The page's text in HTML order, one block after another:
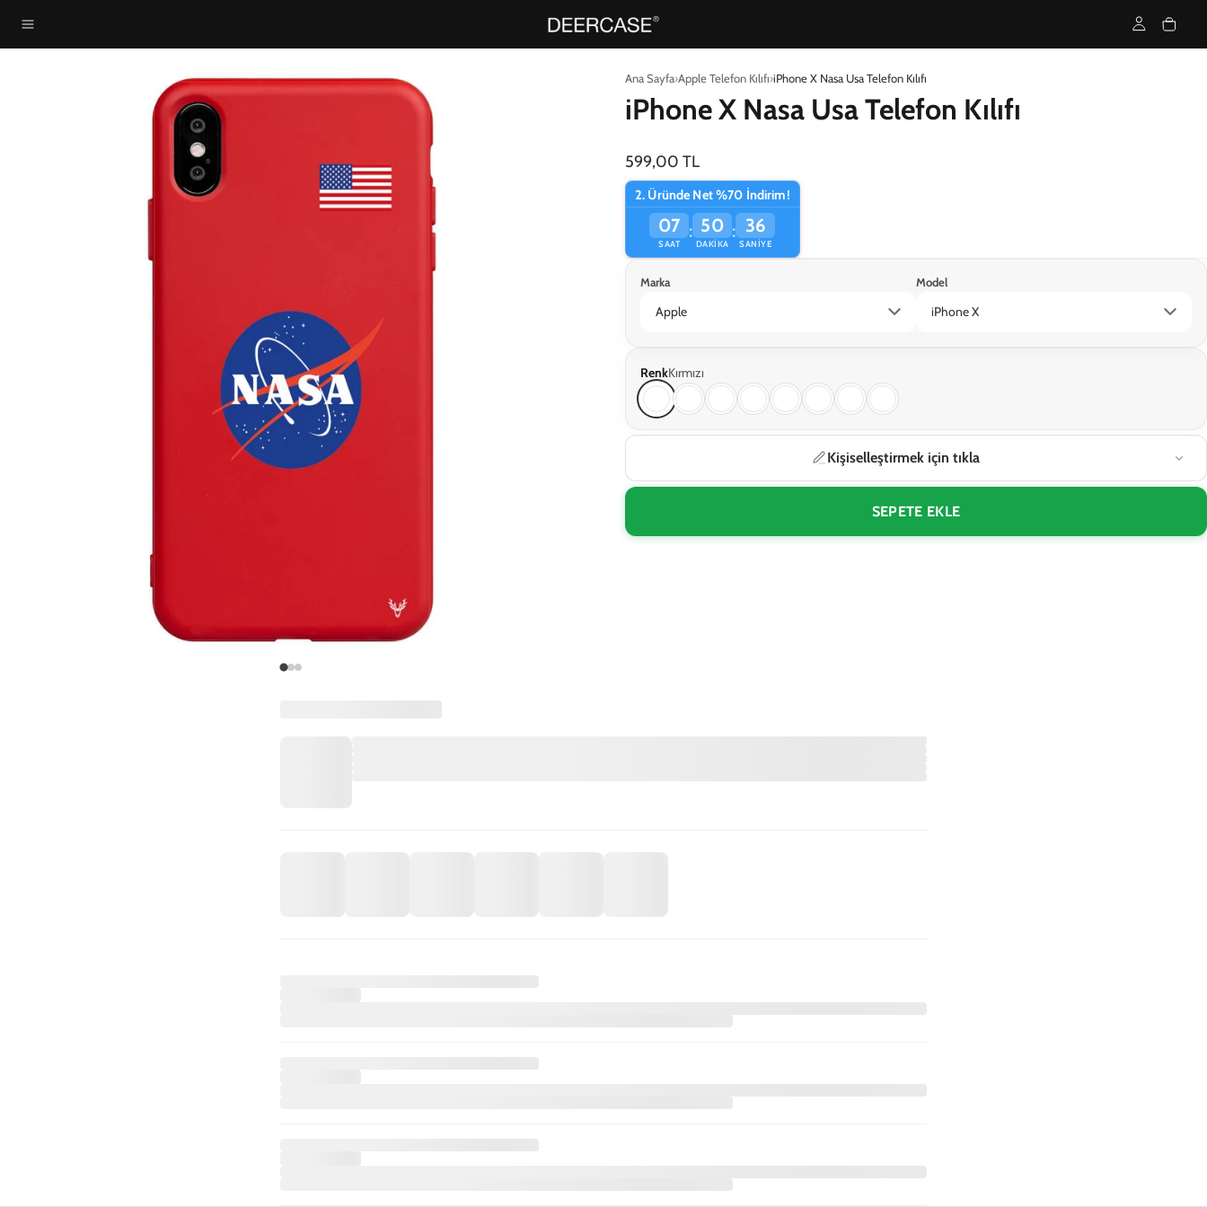
Ana Sayfa Apple Telefon Kılıfı iPhone X Nasa Usa Telefon Kılıfı
iPhone X Nasa Usa Telefon Kılıfı
599,00 TL
2. Üründe Net %70 İndirim!
07
SAAT
: 50
DAKIKA
: 36
SANIYE
Marka Model
RenkKırmızı
Kişiselleştirmek için tıkla
SEPETE EKLE